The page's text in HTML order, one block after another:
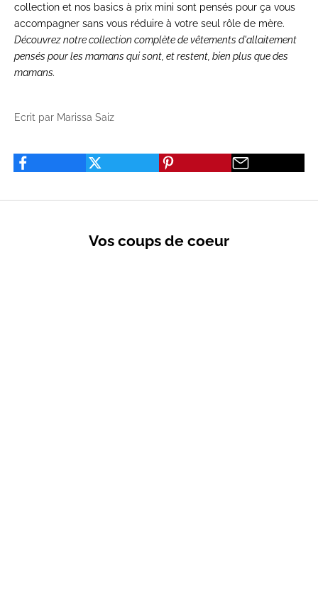
collection et nos basics à prix mini sont pensés pour ça vous
accompagner sans vous réduire à votre seul rôle de mère.
Découvrez notre collection complète devêtements d'allaitement
pensés pour les mamans qui sont, et restent, bien plus que des
mamans.
Ecrit par Marissa Saiz
Vos coups de coeur